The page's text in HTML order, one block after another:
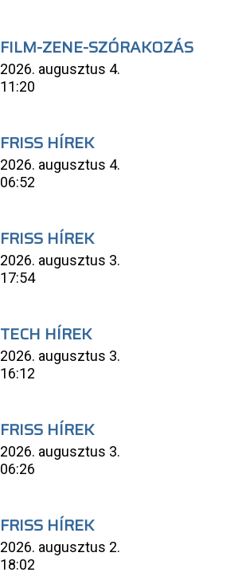
FILM-ZENE-SZÓRAKOZÁS
2026. augusztus 4.
11:20
FRISS HÍREK
2026. augusztus 4.
06:52
FRISS HÍREK
2026. augusztus 3.
17:54
TECH HÍREK
2026. augusztus 3.
16:12
FRISS HÍREK
2026. augusztus 3.
06:26
FRISS HÍREK
2026. augusztus 2.
18:02